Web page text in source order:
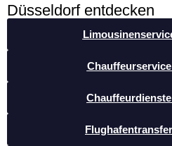
Düsseldorf entdecken